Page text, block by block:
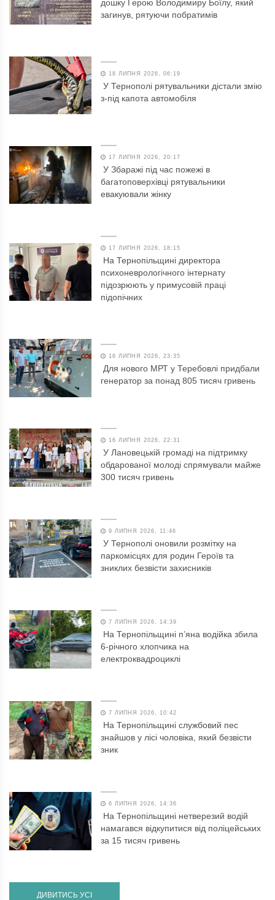
дошку Герою Володимиру Боїлу, який
загинув, рятуючи побратимів
18 ЛИПНЯ 2026, 06:19
У Тернополі рятувальники дістали змію
з-під капота автомобіля
17 ЛИПНЯ 2026, 20:17
У Збаражі під час пожежі в
багатоповерхівці рятувальники
евакуювали жінку
17 ЛИПНЯ 2026, 18:15
На Тернопільщині директора
психоневрологічного інтернату
підозрюють у примусовій праці
підопічних
16 ЛИПНЯ 2026, 23:35
Для нового МРТ у Теребовлі придбали
генератор за понад 805 тисяч гривень
16 ЛИПНЯ 2026, 22:31
У Лановецькій громаді на підтримку
обдарованої молоді спрямували майже
300 тисяч гривень
9 ЛИПНЯ 2026, 11:46
У Тернополі оновили розмітку на
паркомісцях для родин Героїв та
зниклих безвісти захисників
7 ЛИПНЯ 2026, 14:39
На Тернопільщині п’яна водійка збила
6-річного хлопчика на
електроквадроциклі
7 ЛИПНЯ 2026, 10:42
На Тернопільщині службовий пес
знайшов у лісі чоловіка, який безвісти
зник
6 ЛИПНЯ 2026, 14:36
На Тернопільщині нетверезий водій
намагався відкупитися від поліцейських
за 15 тисяч гривень
ДИВИТИСЬ УСІ